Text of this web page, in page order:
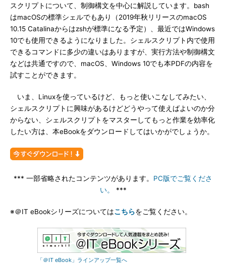
スクリプトについて、制御構文を中心に解説しています。bash
はmacOSの標準シェルでもあり（2019年秋リリースのmacOS
10.15 Catalinaからはzshが標準になる予定）、最近ではWindows
10でも使用できるようになりました。シェルスクリプト内で使用
できるコマンドに多少の違いはありますが、実行方法や制御構文
などは共通ですので、macOS、Windows 10でも本PDFの内容を
試すことができます。
いま、Linuxを使っているけど、もっと使いこなしてみたい、
シェルスクリプトに興味があるけどどうやって使えばよいのか分
からない、シェルスクリプトをマスターしてもっと作業を効率化
したい方は、本eBookをダウンロードしてはいかがでしょうか。
*** 一部省略されたコンテンツがあります。 PC版でご覧くださ
い。
***
※＠IT eBookシリーズについてはこちらをご覧ください。
「＠IT eBook」ラインアップ一覧へ